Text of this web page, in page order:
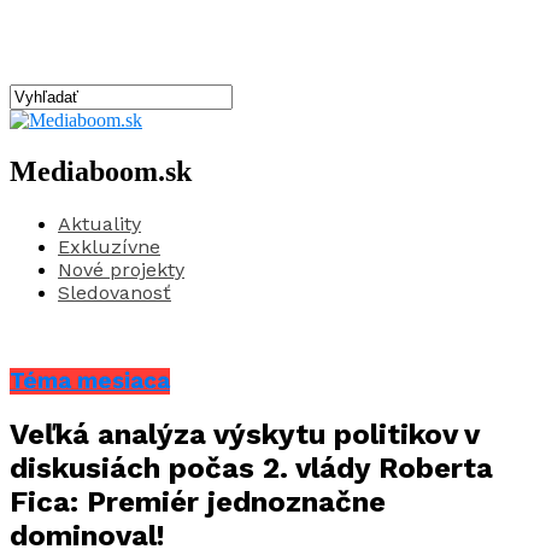
Mediaboom.sk
Aktuality
Exkluzívne
Nové projekty
Sledovanosť
Téma mesiaca
Veľká analýza výskytu politikov v
diskusiách počas 2. vlády Roberta
Fica: Premiér jednoznačne
dominoval!